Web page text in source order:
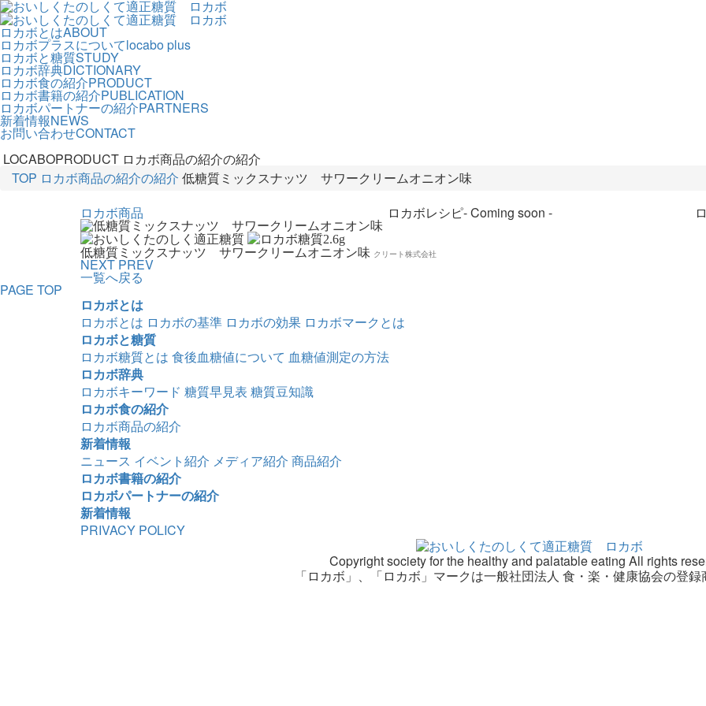
ロカボとはABOUT
ロカボプラスについてlocabo plus
ロカボと糖質STUDY
ロカボ辞典DICTIONARY
ロカボ食の紹介PRODUCT
ロカボ書籍の紹介PUBLICATION
ロカボパートナーの紹介PARTNERS
新着情報NEWS
お問い合わせCONTACT
LOCABOPRODUCT ロカボ商品の紹介の紹介
TOP ロカボ商品の紹介の紹介 低糖質ミックスナッツ サワークリームオニオン味
ロカボ商品
ロカボレシピ- Coming soon -
2.6g
低糖質ミックスナッツ サワークリームオニオン味 クリート株式会社
NEXT PREV
一覧へ戻る
PAGE TOP
ロカボとは
ロカボとは ロカボの基準 ロカボの効果 ロカボマークとは
ロカボと糖質
ロカボ糖質とは 食後血糖値について 血糖値測定の方法
ロカボ辞典
ロカボキーワード 糖質早見表 糖質豆知識
ロカボ食の紹介
ロカボ商品の紹介
新着情報
ニュース イベント紹介 メディア紹介 商品紹介
ロカボ書籍の紹介
ロカボパートナーの紹介
新着情報
PRIVACY POLICY
Copyright society for the healthy and palatable eating All rights
「ロカボ」、「ロカボ」マークは一般社団法人 食・楽・健康協会の登録